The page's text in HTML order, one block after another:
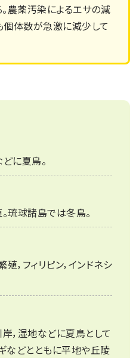
農薬汚染によるエサの減
個体数が急激に減少して
に夏鳥。
琉球諸島では冬鳥。
，フィリピン，インドネシ
，湿地などに夏鳥として
などとともに平地や丘陵